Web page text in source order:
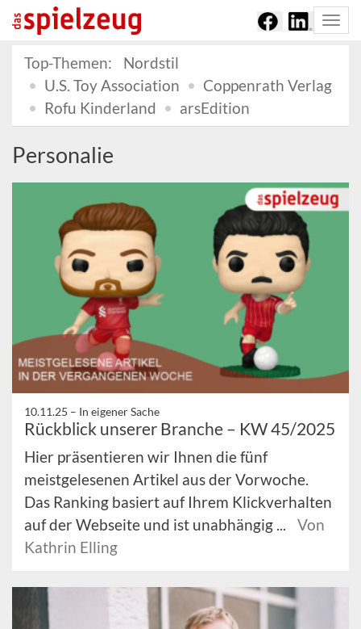
Top-Themen:
Nordstil
U.S. Toy Association
Coppenrath Verlag
Rofu Kinderland
arsEdition
Personalie
10.11.25 – In eigener Sache
Rückblick unserer Branche – KW 45/2025
Hier präsentieren wir Ihnen die fünf
meistgelesenen Artikel aus der Vorwoche.
Das Ranking basiert auf Ihrem Klickverhalten
auf der Webseite und ist unabhängig ...
Von
Kathrin Elling